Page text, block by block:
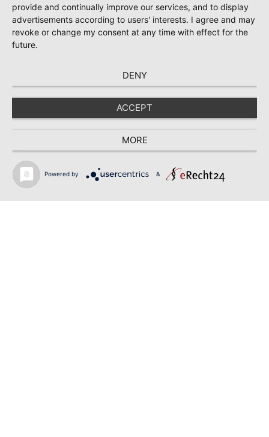
provide and continually improve our services, and to display
advertisements according to users' interests. I agree and may
revoke or change my consent at any time with effect for the
future.
DENY
ACCEPT
MORE
Powered by &